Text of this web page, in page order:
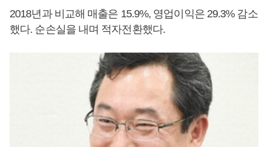
2018년과 비교해 매출은 15.9%, 영업이익은 29.3% 감소
했다. 순손실을 내며 적자전환했다.